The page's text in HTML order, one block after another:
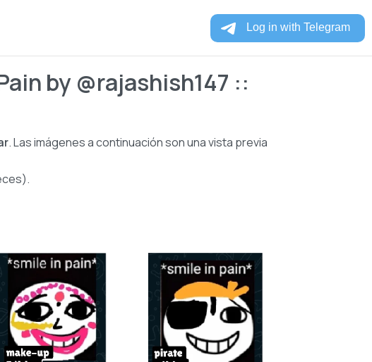
by @rajashish147 ::
. Las imágenes a continuación son una vista previa